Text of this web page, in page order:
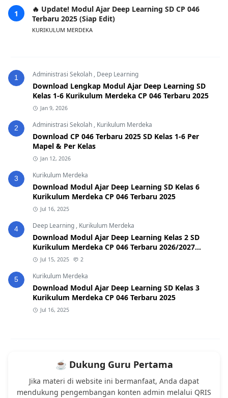
🔥 Update! Modul Ajar Deep Learning SD CP 046
Terbaru 2025 (Siap Edit)
KURIKULUM MERDEKA
1 Administrasi Sekolah, Deep Learning
Download Lengkap Modul Ajar Deep Learning SD
Kelas 1-6 Kurikulum Merdeka CP 046 Terbaru 2025
Jan 9, 2026
2 Administrasi Sekolah, Kurikulum Merdeka
Download CP 046 Terbaru 2025 SD Kelas 1-6 Per
Mapel & Per Kelas
Jan 12, 2026
3 Kurikulum Merdeka
Download Modul Ajar Deep Learning SD Kelas 6
Kurikulum Merdeka CP 046 Terbaru 2025
Jul 16, 2025
4 Deep Learning, Kurikulum Merdeka
Download Modul Ajar Deep Learning Kelas 2 SD
Kurikulum Merdeka CP 046 Terbaru 2026/2027
(Format Word & PDF)
Jul 15, 2025 2
5 Kurikulum Merdeka
Download Modul Ajar Deep Learning SD Kelas 3
Kurikulum Merdeka CP 046 Terbaru 2025
Jul 16, 2025
☕ Dukung Guru Pertama
Jika materi di website ini bermanfaat, Anda dapat
mendukung pengembangan konten admin melalui QRIS